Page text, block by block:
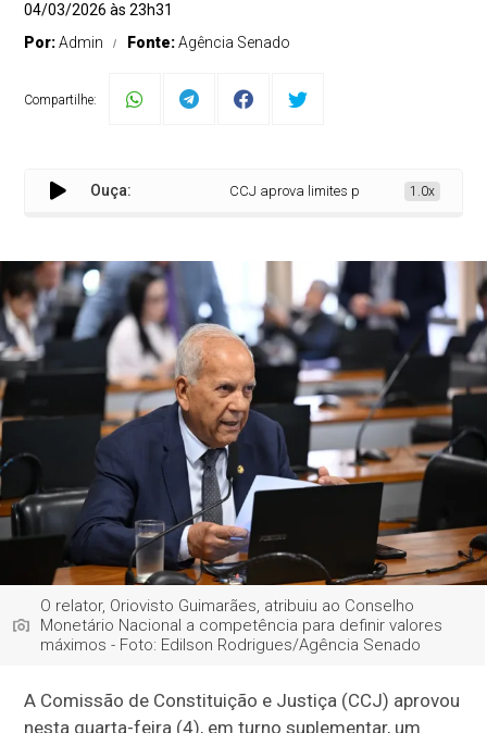
04/03/2026 às 23h31
Por:Admin Fonte:Agência Senado
Compartilhe:
Ouça: CCJ aprova limites para uso de dinheiro em
1.0x
O relator, Oriovisto Guimarães, atribuiu ao Conselho
Monetário Nacional a competência para definir valores
máximos - Foto: Edilson Rodrigues/Agência Senado
A Comissão de Constituição e Justiça (CCJ) aprovou
nesta quarta-feira (4), em turno suplementar, um